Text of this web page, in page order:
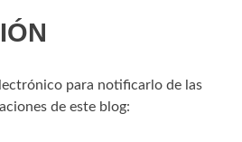
para notificarlo de las
de este blog: